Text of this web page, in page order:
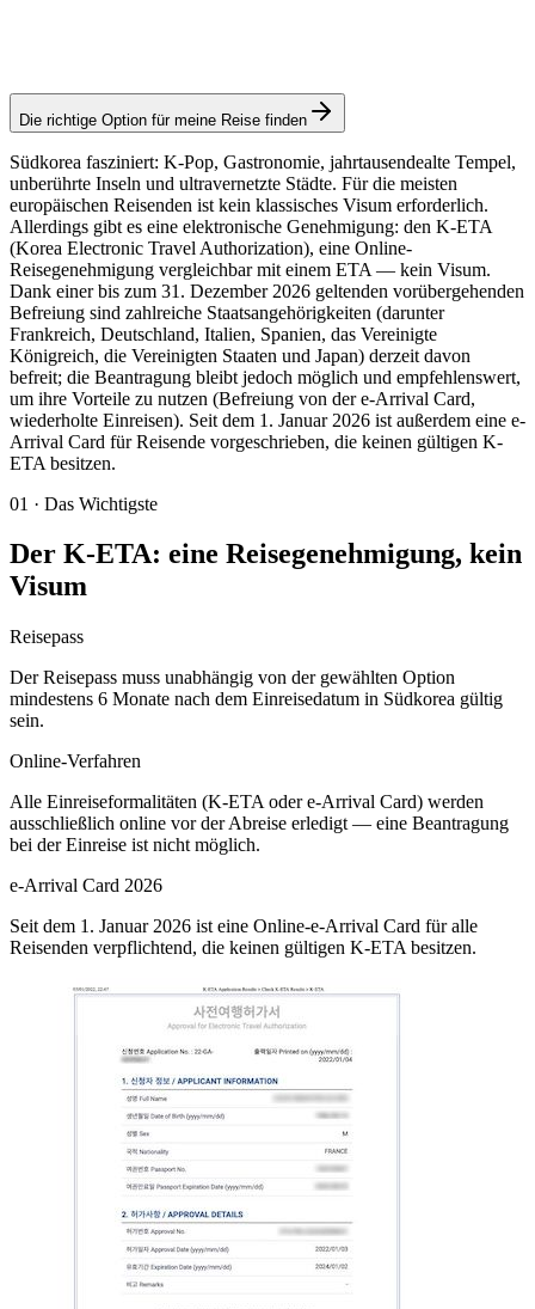
Die richtige Option für meine Reise finden
Südkorea fasziniert: K-Pop, Gastronomie, jahrtausendealte Tempel,
unberührte Inseln und ultravernetzte Städte. Für die meisten
europäischen Reisenden ist kein klassisches Visum erforderlich.
Allerdings gibt es eine elektronische Genehmigung: den K-ETA
(Korea Electronic Travel Authorization), eine Online-
Reisegenehmigung vergleichbar mit einem ETA — kein Visum.
Dank einer bis zum 31. Dezember 2026 geltenden vorübergehenden
Befreiung sind zahlreiche Staatsangehörigkeiten (darunter
Frankreich, Deutschland, Italien, Spanien, das Vereinigte
Königreich, die Vereinigten Staaten und Japan) derzeit davon
befreit; die Beantragung bleibt jedoch möglich und empfehlenswert,
um ihre Vorteile zu nutzen (Befreiung von der e-Arrival Card,
wiederholte Einreisen). Seit dem 1. Januar 2026 ist außerdem eine e-
Arrival Card für Reisende vorgeschrieben, die keinen gültigen K-
ETA besitzen.
01 · Das Wichtigste
Der K-ETA: eine Reisegenehmigung, kein
Visum
Reisepass
Der Reisepass muss unabhängig von der gewählten Option
mindestens 6 Monate nach dem Einreisedatum in Südkorea gültig
sein.
Online-Verfahren
Alle Einreiseformalitäten (K-ETA oder e-Arrival Card) werden
ausschließlich online vor der Abreise erledigt — eine Beantragung
bei der Einreise ist nicht möglich.
e-Arrival Card 2026
Seit dem 1. Januar 2026 ist eine Online-e-Arrival Card für alle
Reisenden verpflichtend, die keinen gültigen K-ETA besitzen.